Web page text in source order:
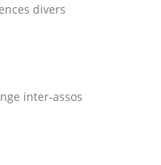
divers
inter-assos